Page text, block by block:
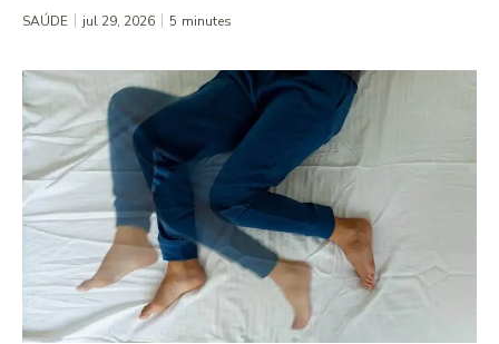
SAÚDE jul 29, 2026 5 minutes